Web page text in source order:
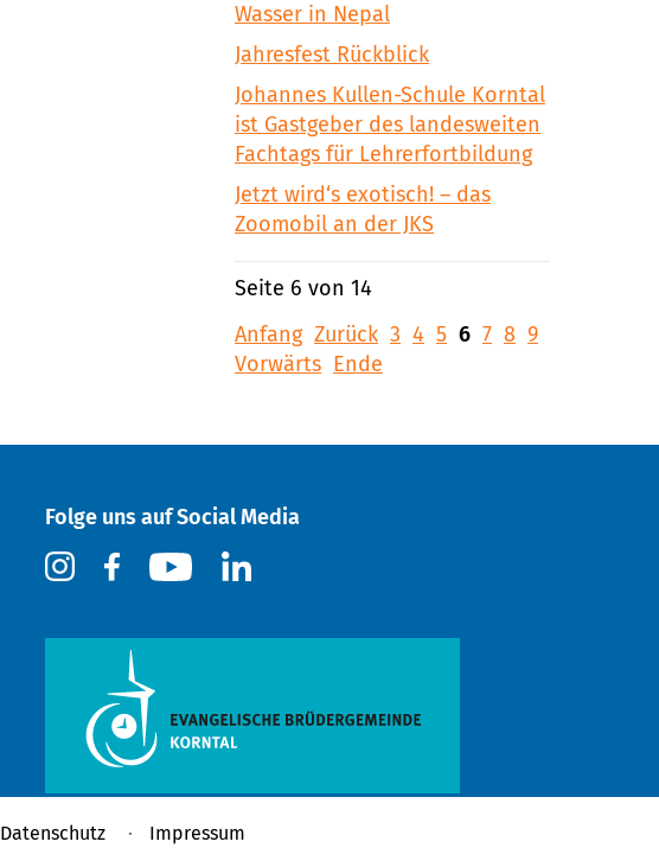
Wasser in Nepal
Jahresfest Rückblick
Johannes Kullen-Schule Korntal
ist Gastgeber des landesweiten
Fachtags für Lehrerfortbildung
Jetzt wird‘s exotisch! – das
Zoomobil an der JKS
Seite 6 von 14
Anfang Zurück 3 4 5 6 7 8 9
Vorwärts Ende
Folge uns auf Social Media
Datenschutz Impressum